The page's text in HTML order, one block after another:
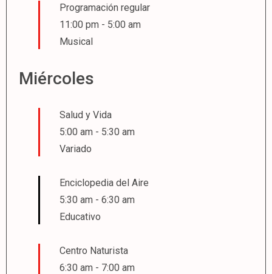
Programación regular
11:00 pm - 5:00 am
Musical
Miércoles
Salud y Vida
5:00 am - 5:30 am
Variado
Enciclopedia del Aire
5:30 am - 6:30 am
Educativo
Centro Naturista
6:30 am - 7:00 am